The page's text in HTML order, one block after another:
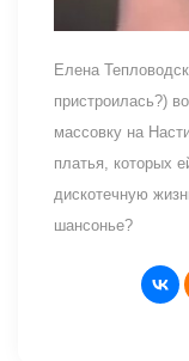
Елена
пристроилась?)
массовку на
платья, которых
дискотечную
шансонье?